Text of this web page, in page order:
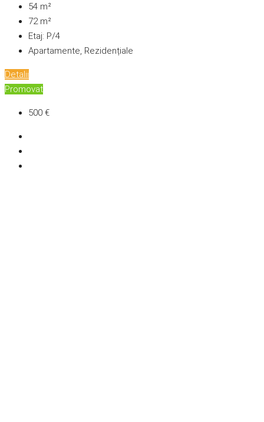
54 m²
72m²
Etaj: P/4
Apartamente, Rezidențiale
Detalii
Promovat
500 €